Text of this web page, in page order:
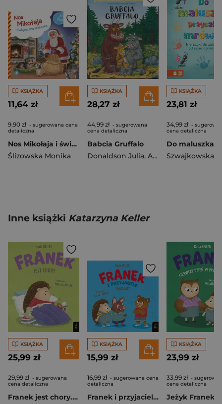
KSIĄŻKA
11,64 zł
9,90 zł - sugerowana cena
detaliczna
Nos Mikołaja i świąteczne sreberko
Ślizowska Monika
KSIĄŻKA
28,27 zł
44,99 zł - sugerowana
cena detaliczna
Babcia Gruffalo
Donaldson Julia, Axel Scheffler
KSIĄŻKA
23,81 zł
34,99 zł -
cena detaliczna
Inne książki Katarzyna Keller
KSIĄŻKA
25,99 zł
29,99 zł - sugerowana
cena detaliczna
Franek jest chory. Jeżyk Franek
KSIĄŻKA
15,99 zł
16,99 zł - sugerowana cena
detaliczna
Franek i przyjaciele. Okulary. Jeżyk Franek
KSIĄŻKA
23,99 zł
33,99 zł -
cena detaliczna